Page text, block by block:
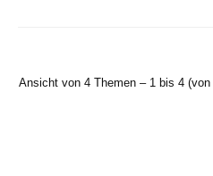
Ansicht von 4 Themen – 1 bis 4